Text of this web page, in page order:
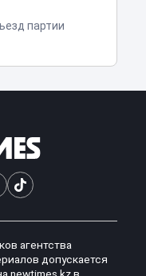
партии
агентства
допускается